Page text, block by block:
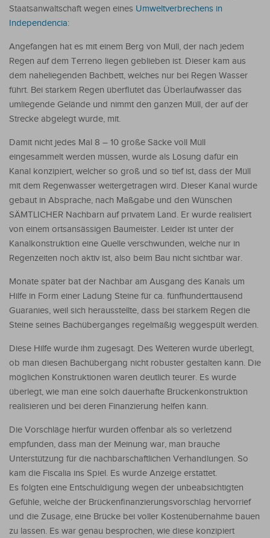
Staatsanwaltschaft wegen eines Umweltverbrechens in
Independencia:
Angefangen hat es mit einem Berg von Müll, der nach jedem
Regen auf dem Terreno liegen geblieben ist. Dieser kam aus
dem naheliegenden Bachbett, welches nur bei Regen Wasser
führt. Bei starkem Regen überflutet das Überlaufwasser das
umliegende Gelände und nimmt den ganzen Müll, der auf der
Strecke abgelegt wurde, mit.
Damit nicht jedes Mal 8 – 10 große Säcke voll Müll
eingesammelt werden müssen, wurde als Lösung dafür ein
Kanal konzipiert, welcher so groß und so tief ist, dass der Müll
mit dem Regenwasser weitergetragen wird. Dieser Kanal wurde
gebaut in Absprache, nach Maßgabe und den Wünschen
SÄMTLICHER Nachbarn auf privatem Land. Er wurde realisiert
von einem ortsansässigen Baumeister. Leider ist unter der
Kanalkonstruktion eine Quelle verschwunden, welche nur in
Regenzeiten noch aktiv ist, also beim Bau nicht sichtbar war.
Monate später bat der Nachbar am Ausgang des Kanals um
Hilfe in Form einer Ladung Steine für ca. fünfhunderttausend
Guaranies, weil sich herausstellte, dass bei starkem Regen die
Steine seines Bachüberganges regelmäßig weggespült werden.
Diese Hilfe wurde ihm zugesagt. Des Weiteren wurde überlegt,
ob man diesen Bachübergang nicht robuster gestalten kann. Die
möglichen Konstruktionen waren deutlich teurer. Es wurde
überlegt, wie man eine solch dauerhafte Brückenkonstruktion
realisieren und bei deren Finanzierung helfen kann.
Die Vorschläge hierfür wurden offenbar als so verletzend
empfunden, dass man der Meinung war, man brauche
Unterstützung für die nachbarschaftlichen Verhandlungen. So
kam die Fiscalia ins Spiel. Es wurde Anzeige erstattet.
Es folgten eine Entschuldigung wegen der unbeabsichtigten
Gefühle, welche der Brückenfinanzierungsvorschlag hervorrief
und die Zusage, eine Brücke bei voller Kostenübernahme bauen
zu lassen. Es war genau besprochen, wie diese konzipiert